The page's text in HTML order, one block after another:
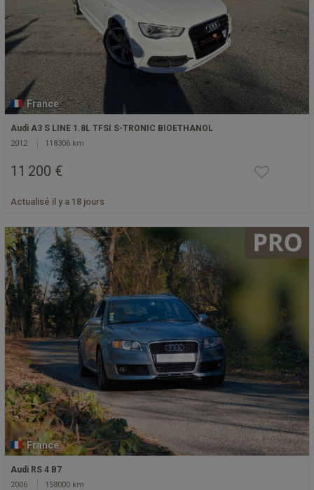
France
Audi A3 S LINE 1.8L TFSI S-TRONIC BIOETHANOL
2012 118306 km
11 200 €
Actualisé il y a 18 jours
France
Audi RS 4 B7
2006 158000 km